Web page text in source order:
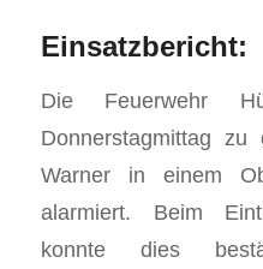
Einsatzbericht:
Die Feuerwehr
Donnerstagmittag
Warner in einem
alarmiert. Beim
konnte dies